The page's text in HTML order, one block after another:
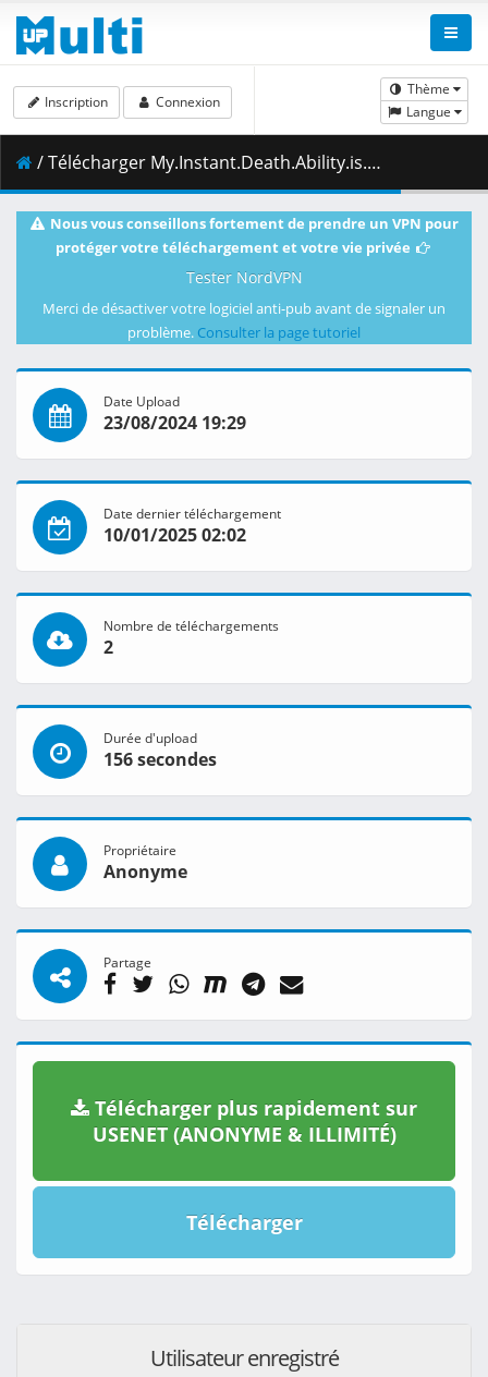
Thème
Langue
Inscription Connexion
/ Télécharger My.Instant.Death.Ability.is.Overpowered.S01E06.Im.Not.So.Rude.as.to.Complain.After.Being.Saved.1080p.AMZN.WEB-DL.DDP2.0.H.264.DUAL-VARYG.mkv.001 ( 385.02 MB )
Nous vous conseillons fortement de prendre un VPN pour
protéger votre téléchargement et votre vie privée
Tester NordVPN
Merci de désactiver votre logiciel anti-pub avant de signaler un
problème. Consulter la page tutoriel
Date Upload
23/08/2024 19:29
Date dernier téléchargement
10/01/2025 02:02
Nombre de téléchargements
2
Durée d'upload
156 secondes
Propriétaire
Anonyme
Partage
Télécharger plus rapidement sur
USENET (ANONYME & ILLIMITÉ)
Télécharger
Utilisateur enregistré